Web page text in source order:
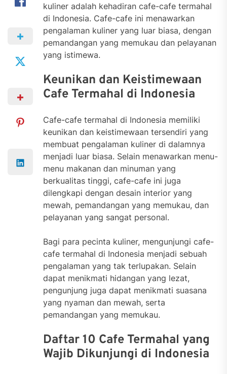
kuliner adalah kehadiran cafe-cafe termahal
di Indonesia. Cafe-cafe ini menawarkan
pengalaman kuliner yang luar biasa, dengan
pemandangan yang memukau dan pelayanan
yang istimewa.
Keunikan dan Keistimewaan
Cafe Termahal di Indonesia
Cafe-cafe termahal di Indonesia memiliki
keunikan dan keistimewaan tersendiri yang
membuat pengalaman kuliner di dalamnya
menjadi luar biasa. Selain menawarkan menu-
menu makanan dan minuman yang
berkualitas tinggi, cafe-cafe ini juga
dilengkapi dengan desain interior yang
mewah, pemandangan yang memukau, dan
pelayanan yang sangat personal.
Bagi para pecinta kuliner, mengunjungi cafe-
cafe termahal di Indonesia menjadi sebuah
pengalaman yang tak terlupakan. Selain
dapat menikmati hidangan yang lezat,
pengunjung juga dapat menikmati suasana
yang nyaman dan mewah, serta
pemandangan yang memukau.
Daftar 10 Cafe Termahal yang
Wajib Dikunjungi di Indonesia